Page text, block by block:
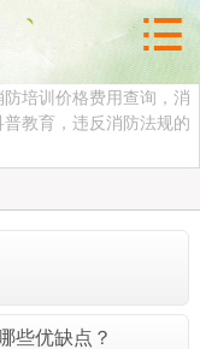


培训价格费用查询，消
教育，违反消防法规的
些优缺点？